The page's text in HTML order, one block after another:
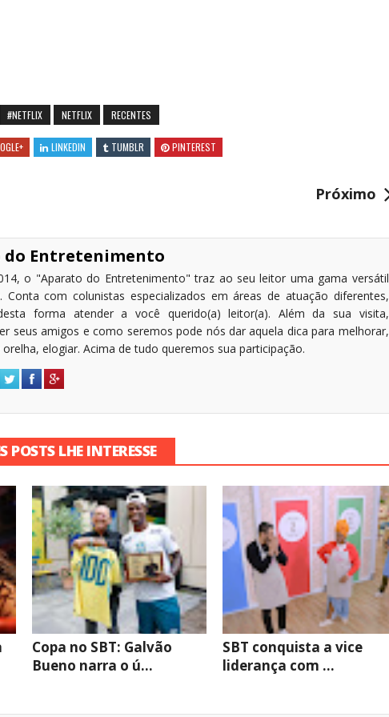
#NETFLIX NETFLIX RECENTES
LINKEDIN TUMBLR PINTEREST
Próximo
do Entretenimento
o "Aparato do Entretenimento" traz ao seu leitor uma gama versátil
Conta com colunistas especializados em áreas de atuação diferentes,
forma atender a você querido(a) leitor(a). Além da sua visita,
seus amigos e como seremos pode nós dar aquela dica para melhorar,
elogiar. Acima de tudo queremos sua participação.
POSTS LHE INTERESSE
Copa no SBT: Galvão
Bueno narra o ú...
SBT conquista a vice
liderança com ...